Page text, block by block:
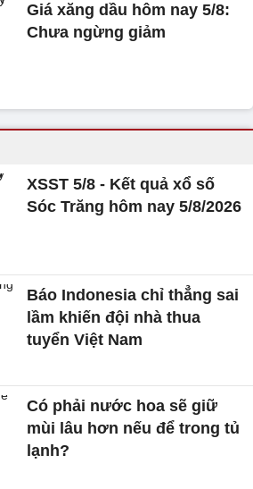
Giá xăng dầu hôm nay 5/8:
Chưa ngừng giảm
XSST 5/8 - Kết quả xổ số
Sóc Trăng hôm nay 5/8/2026
Báo Indonesia chỉ thẳng sai
lầm khiến đội nhà thua
tuyển Việt Nam
Có phải nước hoa sẽ giữ
mùi lâu hơn nếu để trong tủ
lạnh?